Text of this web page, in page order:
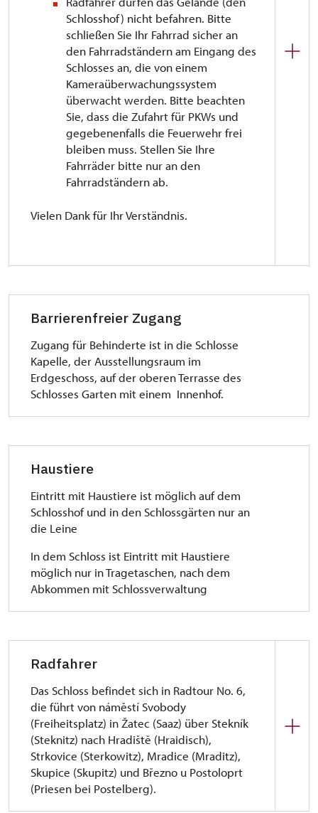
Schlosshof) nicht befahren. Bitte
schließen Sie Ihr Fahrrad sicher an
den Fahrradständern am Eingang des
Schlosses an, die von einem
Kameraüberwachungssystem
überwacht werden. Bitte beachten
Sie, dass die Zufahrt für PKWs und
gegebenenfalls die Feuerwehr frei
bleiben muss. Stellen Sie Ihre
Fahrräder bitte nur an den
Fahrradständern ab.
Vielen Dank für Ihr Verständnis.
Barrierenfreier Zugang
Zugang für Behinderte ist in die Schlosse
Kapelle, der Ausstellungsraum im
Erdgeschoss, auf der oberen Terrasse des
Schlosses Garten mit einem Innenhof.
Haustiere
Eintritt mit Haustiere ist möglich auf dem
Schlosshof und in den Schlossgärten nur an
die Leine
In dem Schloss ist Eintritt mit Haustiere
möglich nur in Tragetaschen, nach dem
Abkommen mit Schlossverwaltung
Radfahrer
Das Schloss befindet sich in Radtour No. 6,
die führt von náměstí Svobody
(Freiheitsplatz) in Žatec (Saaz) über Stekník
(Steknitz) nach Hradiště (Hraidisch),
Strkovice (Sterkowitz), Mradice (Mraditz),
Skupice (Skupitz) und Březno u Postoloprt
(Priesen bei Postelberg).